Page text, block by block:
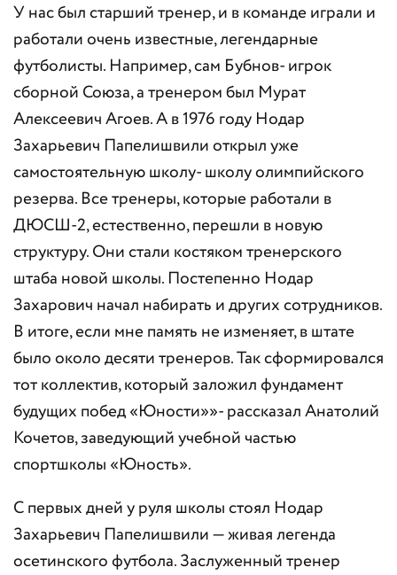
У нас был старший тренер, и в команде играли и
работали очень известные, легендарные
футболисты. Например, сам Бубнов- игрок
сборной Союза, а тренером был Мурат
Алексеевич Агоев. А в 1976 году Нодар
Захарьевич Папелишвили открыл уже
самостоятельную школу- школу олимпийского
резерва. Все тренеры, которые работали в
ДЮСШ-2, естественно, перешли в новую
структуру. Они стали костяком тренерского
штаба новой школы. Постепенно Нодар
Захарович начал набирать и других сотрудников.
В итоге, если мне память не изменяет, в штате
было около десяти тренеров. Так сформировался
тот коллектив, который заложил фундамент
будущих побед «Юности»»- рассказал Анатолий
Кочетов, заведующий учебной частью
спортшколы «Юность».
С первых дней у руля школы стоял Нодар
Захарьевич Папелишвили — живая легенда
осетинского футбола. Заслуженный тренер